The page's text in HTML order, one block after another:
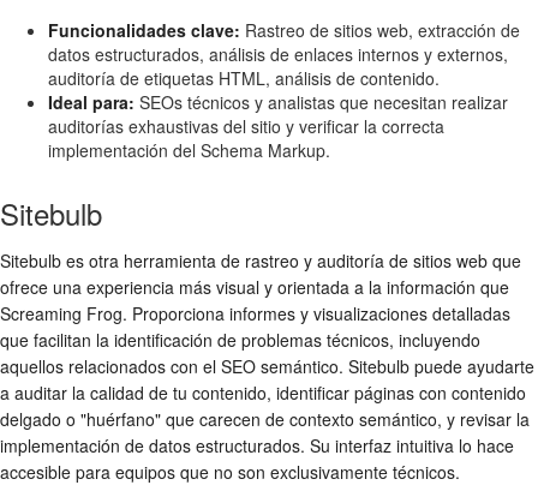
Funcionalidades clave: Rastreo de sitios web, extracción de
datos estructurados, análisis de enlaces internos y externos,
auditoría de etiquetas HTML, análisis de contenido.
Ideal para: SEOs técnicos y analistas que necesitan realizar
auditorías exhaustivas del sitio y verificar la correcta
implementación del Schema Markup.
Sitebulb
Sitebulb es otra herramienta de rastreo y auditoría de sitios web que
ofrece una experiencia más visual y orientada a la información que
Screaming Frog. Proporciona informes y visualizaciones detalladas
que facilitan la identificación de problemas técnicos, incluyendo
aquellos relacionados con el SEO semántico. Sitebulb puede ayudarte
a auditar la calidad de tu contenido, identificar páginas con contenido
delgado o "huérfano" que carecen de contexto semántico, y revisar la
implementación de datos estructurados. Su interfaz intuitiva lo hace
accesible para equipos que no son exclusivamente técnicos.